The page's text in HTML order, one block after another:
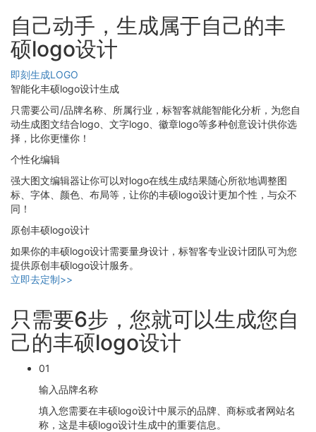
自己动手，生成属于自己的丰
硕logo设计
即刻生成LOGO
智能化丰硕logo设计生成
只需要公司/品牌名称、所属行业，标智客就能智能化分析，为您自
动生成图文结合logo、文字logo、徽章logo等多种创意设计供你选
择，比你更懂你！
个性化编辑
强大图文编辑器让你可以对logo在线生成结果随心所欲地调整图
标、字体、颜色、布局等，让你的丰硕logo设计更加个性，与众不
同！
原创丰硕logo设计
如果你的丰硕logo设计需要量身设计，标智客专业设计团队可为您
提供原创丰硕logo设计服务。
立即去定制>>
只需要6步，您就可以生成您自
己的丰硕logo设计
01
输入品牌名称
填入您需要在丰硕logo设计中展示的品牌、商标或者网站名
称，这是丰硕logo设计生成中的重要信息。